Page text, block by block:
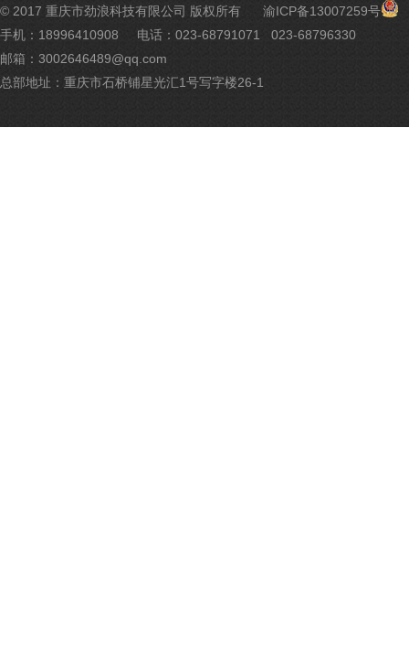
© 2017 重庆市劲浪科技有限公司 版权所有 渝ICP备13007259号 渝
手机：18996410908
电话：023-68791071 023-68796330
邮箱：3002646489@qq.com
总部地址：重庆市石桥铺星光汇1号写字楼26-1